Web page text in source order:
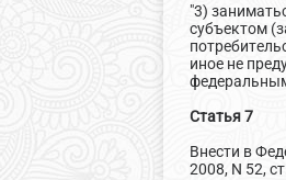
"3)
субъектом
иное не
Статья 7
Внести в
2008, N 52,